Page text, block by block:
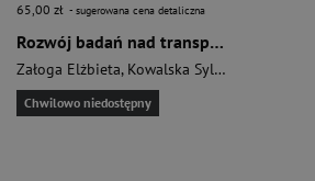
65,00 zł - sugerowana cena detaliczna
Rozwój badań nad transportem
Załoga Elżbieta, Kowalska Sylwia
Chwilowo niedostępny